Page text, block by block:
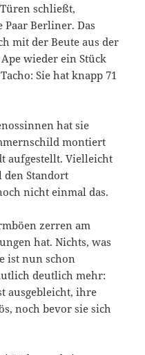
schließt,
Paar Berliner. Das
mit der Beute aus der
wieder ein Stück
Sie hat knapp 71
hat sie
montiert
aufgestellt. Vielleicht
den Standort
nicht einmal das.
zerren am
hat. Nichts, was
ist nun schon
deutlich mehr:
ausgebleicht, ihre
noch bevor sie sich